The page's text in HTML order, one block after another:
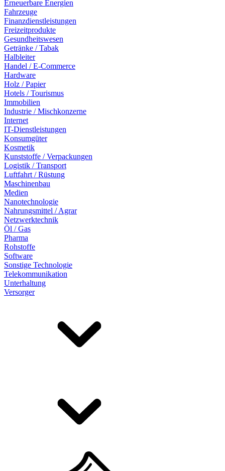
Erneuerbare Energien
Fahrzeuge
Finanzdienstleistungen
Freizeitprodukte
Gesundheitswesen
Getränke / Tabak
Halbleiter
Handel / E-Commerce
Hardware
Holz / Papier
Hotels / Tourismus
Immobilien
Industrie / Mischkonzerne
Internet
IT-Dienstleistungen
Konsumgüter
Kosmetik
Kunststoffe / Verpackungen
Logistik / Transport
Luftfahrt / Rüstung
Maschinenbau
Medien
Nanotechnologie
Nahrungsmittel / Agrar
Netzwerktechnik
Öl / Gas
Pharma
Rohstoffe
Software
Sonstige Technologie
Telekommunikation
Unterhaltung
Versorger